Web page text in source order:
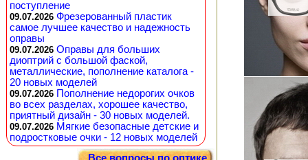
поступление
09.07.2026 Фрезерованный пластик
самое лучшее качество и надежность
оправы
09.07.2026 Оправы для больших
диоптрий с большой фаской,
металлические, пополнение каталога -
20 новых моделей
09.07.2026 Пополнение недорогих очков
во всех разделах, хорошее качество,
приятный дизайн - 30 новых моделей.
09.07.2026 Мягкие безопасные детские и
подростковые очки - 12 новых моделей